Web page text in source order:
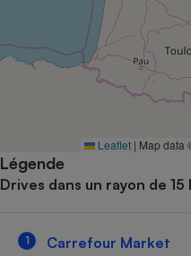
Leaflet | Map data
Légende
Drives dans un rayon de 15
1 Carrefour Market